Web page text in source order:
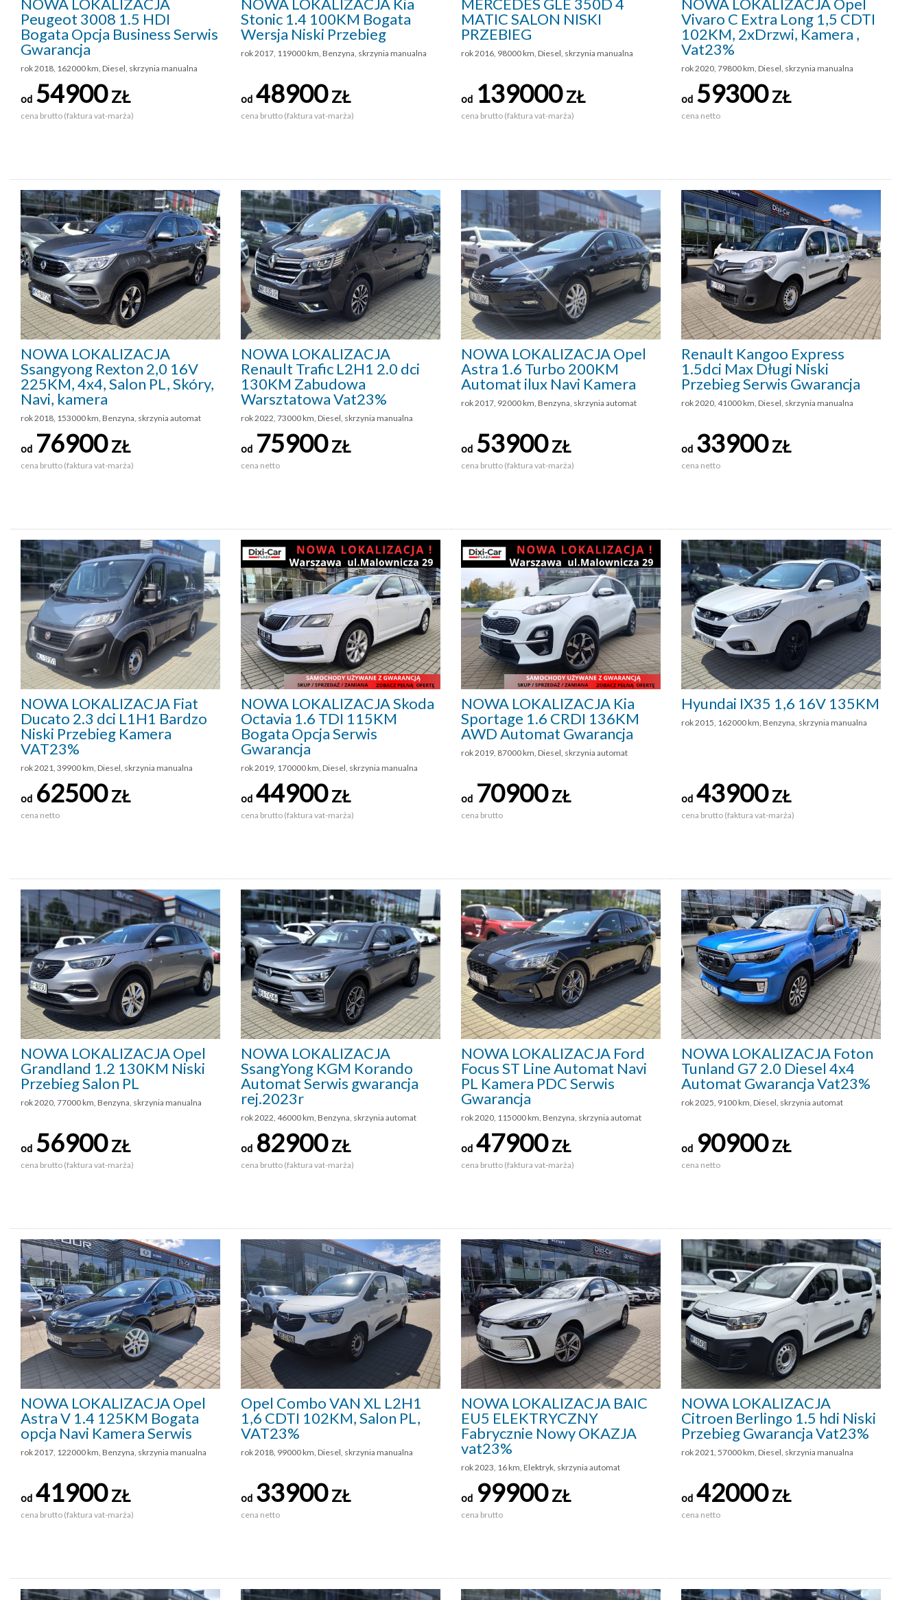
Peugeot 3008 1.5 HDI
Bogata Opcja Business Serwis
Gwarancja
rok 2018, 162000 km, Diesel, skrzynia manualna
od 54900ZŁ
cena brutto (faktura vat-marża)
Stonic 1.4 100KM Bogata
Wersja Niski Przebieg
rok 2017, 119000 km, Benzyna, skrzynia manualna
od 48900ZŁ
cena brutto (faktura vat-marża)
MATIC SALON NISKI
PRZEBIEG
rok 2016, 98000 km, Diesel, skrzynia manualna
od 139000ZŁ
cena brutto (faktura vat-marża)
Vivaro C Extra Long 1,5 CDTI
102KM, 2xDrzwi, Kamera ,
Vat23%
rok 2020, 79800 km, Diesel, skrzynia manualna
od 59300ZŁ
cena netto
NOWA LOKALIZACJA
Ssangyong Rexton 2,0 16V
225KM, 4x4, Salon PL, Skóry,
Navi, kamera
rok 2018, 153000 km, Benzyna, skrzynia automat
od 76900ZŁ
cena brutto (faktura vat-marża)
NOWA LOKALIZACJA
Renault Trafic L2H1 2.0 dci
130KM Zabudowa
Warsztatowa Vat23%
rok 2022, 73000 km, Diesel, skrzynia manualna
od 75900ZŁ
cena netto
NOWA LOKALIZACJA Opel
Astra 1.6 Turbo 200KM
Automat ilux Navi Kamera
rok 2017, 92000 km, Benzyna, skrzynia automat
od 53900ZŁ
cena brutto (faktura vat-marża)
Renault Kangoo Express
1.5dci Max Długi Niski
Przebieg Serwis Gwarancja
rok 2020, 41000 km, Diesel, skrzynia manualna
od 33900ZŁ
cena netto
NOWA LOKALIZACJA Fiat
Ducato 2.3 dci L1H1 Bardzo
Niski Przebieg Kamera
VAT23%
rok 2021, 39900 km, Diesel, skrzynia manualna
od 62500ZŁ
cena netto
NOWA LOKALIZACJA Skoda
Octavia 1.6 TDI 115KM
Bogata Opcja Serwis
Gwarancja
rok 2019, 170000 km, Diesel, skrzynia manualna
od 44900ZŁ
cena brutto (faktura vat-marża)
NOWA LOKALIZACJA Kia
Sportage 1.6 CRDI 136KM
AWD Automat Gwarancja
rok 2019, 87000 km, Diesel, skrzynia automat
od 70900ZŁ
cena brutto
Hyundai IX35 1,6 16V 135KM
rok 2015, 162000 km, Benzyna, skrzynia manualna
od 43900ZŁ
cena brutto (faktura vat-marża)
NOWA LOKALIZACJA Opel
Grandland 1.2 130KM Niski
Przebieg Salon PL
rok 2020, 77000 km, Benzyna, skrzynia manualna
od 56900ZŁ
cena brutto (faktura vat-marża)
NOWA LOKALIZACJA
SsangYong KGM Korando
Automat Serwis gwarancja
rej.2023r
rok 2022, 46000 km, Benzyna, skrzynia automat
od 82900ZŁ
cena brutto (faktura vat-marża)
NOWA LOKALIZACJA Ford
Focus ST Line Automat Navi
PL Kamera PDC Serwis
Gwarancja
rok 2020, 115000 km, Benzyna, skrzynia automat
od 47900ZŁ
cena brutto (faktura vat-marża)
NOWA LOKALIZACJA Foton
Tunland G7 2.0 Diesel 4x4
Automat Gwarancja Vat23%
rok 2025, 9100 km, Diesel, skrzynia automat
od 90900ZŁ
cena netto
NOWA LOKALIZACJA Opel
Astra V 1.4 125KM Bogata
opcja Navi Kamera Serwis
rok 2017, 122000 km, Benzyna, skrzynia manualna
od 41900ZŁ
cena brutto (faktura vat-marża)
Opel Combo VAN XL L2H1
1,6 CDTI 102KM, Salon PL,
VAT23%
rok 2018, 99000 km, Diesel, skrzynia manualna
od 33900ZŁ
cena netto
NOWA LOKALIZACJA BAIC
EU5 ELEKTRYCZNY
Fabrycznie Nowy OKAZJA
vat23%
rok 2023, 16 km, Elektryk, skrzynia automat
od 99900ZŁ
cena brutto
NOWA LOKALIZACJA
Citroen Berlingo 1.5 hdi Niski
Przebieg Gwarancja Vat23%
rok 2021, 57000 km, Diesel, skrzynia manualna
od 42000ZŁ
cena netto